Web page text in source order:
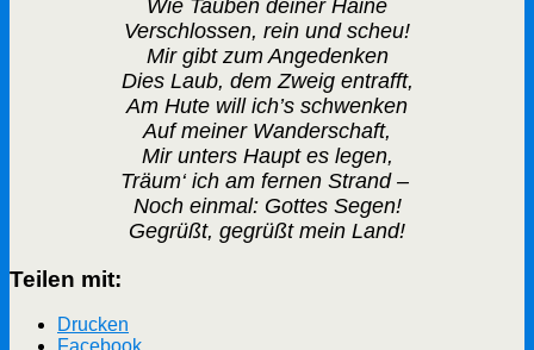
Wie Tauben deiner Haine
Verschlossen, rein und scheu!
Mir gibt zum Angedenken
Dies Laub, dem Zweig entrafft,
Am Hute will ich’s schwenken
Auf meiner Wanderschaft,
Mir unters Haupt es legen,
Träum‘ ich am fernen Strand –
Noch einmal: Gottes Segen!
Gegrüßt, gegrüßt mein Land!
Teilen mit:
Drucken